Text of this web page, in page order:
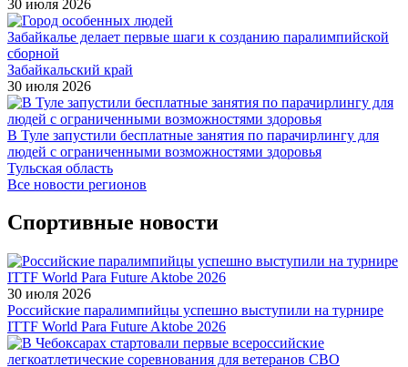
30 июля 2026
Забайкалье делает первые шаги к созданию паралимпийской
сборной
Забайкальский край
30 июля 2026
В Туле запустили бесплатные занятия по парачирлингу для
людей с ограниченными возможностями здоровья
Тульская область
Все новости регионов
Спортивные новости
30 июля 2026
Российские паралимпийцы успешно выступили на турнире
ITTF World Para Future Aktobe 2026